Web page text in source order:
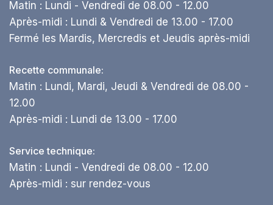
Matin : Lundi - Vendredi de 08.00 - 12.00
Après-midi : Lundi & Vendredi de 13.00 - 17.00
Fermé les Mardis, Mercredis et Jeudis après-midi
Recette communale:
Matin : Lundi, Mardi, Jeudi & Vendredi de 08.00 -
12.00
Après-midi : Lundi de 13.00 - 17.00
Service technique:
Matin : Lundi - Vendredi de 08.00 - 12.00
Après-midi : sur rendez-vous